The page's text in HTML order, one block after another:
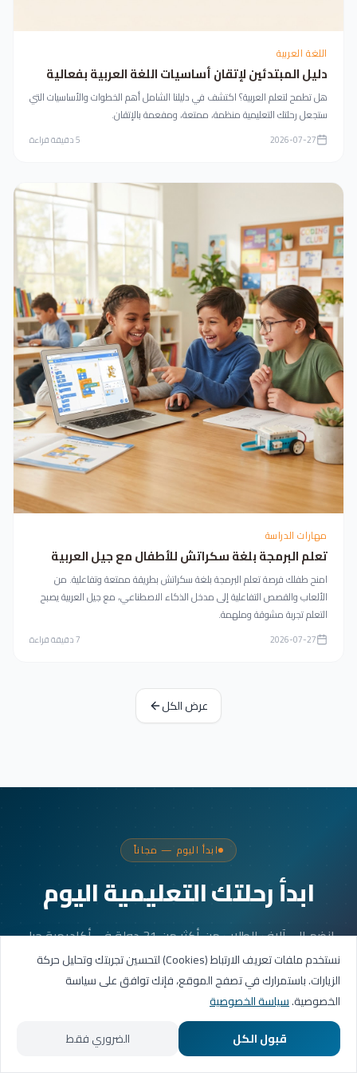
اللغة العربية
دليل المبتدئين لإتقان أساسيات اللغة العربية بفعالية
هل تطمح لتعلم العربية؟ اكتشف في دليلنا الشامل أهم الخطوات والأساسيات التي
ستجعل رحلتك التعليمية منظمة، ممتعة، ومفعمة بالإتقان.
2026-07-27
5دقيقة قراءة
مهارات الدراسة
تعلم البرمجة بلغة سكراتش للأطفال مع جيل العربية
امنح طفلك فرصة تعلم البرمجة بلغة سكراتش بطريقة ممتعة وتفاعلية. من
الألعاب والقصص التفاعلية إلى مدخل الذكاء الاصطناعي، مع جيل العربية يصبح
التعلم تجربة مشوقة وملهمة.
2026-07-27
7دقيقة قراءة
عرض الكل
ابدأ اليوم — مجاناً
ابدأ رحلتك التعليمية اليوم
انضم إلى آلاف الطلاب من أكثر من 31 دولة في أكاديمية جيل
العربية. جلستك الأولى مجانية.
احجز حصتك التجريبية
تواصل عبر واتساب
الرئيسية المسارات التعليمية
نستخدم ملفات تعريف الارتباط (Cookies) لتحسين تجربتك وتحليل حركة
الزيارات. باستمرارك في تصفح الموقع، فإنك توافق على سياسة
الخصوصية.سياسة الخصوصية
قبول الكل
الضروري فقط